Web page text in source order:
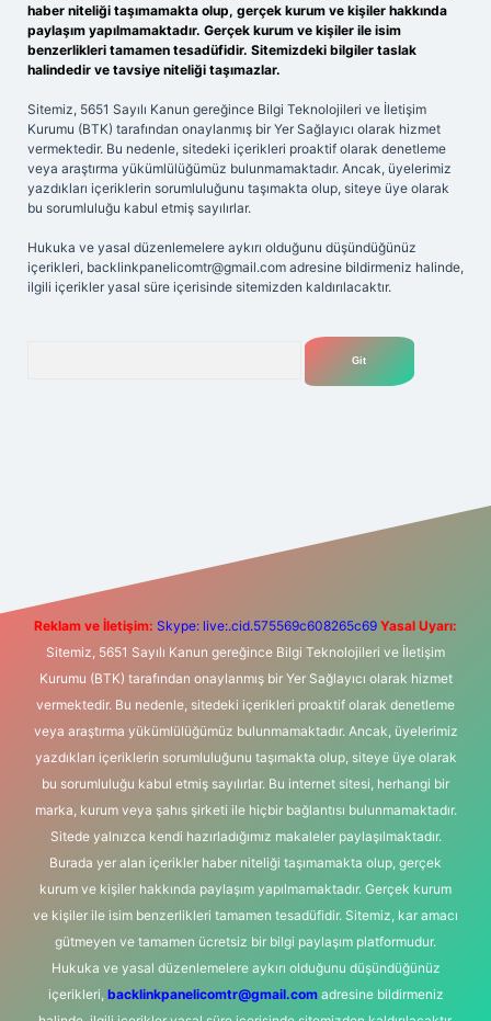
haber niteliği taşımamakta olup, gerçek kurum ve kişiler hakkında
paylaşım yapılmamaktadır. Gerçek kurum ve kişiler ile isim
benzerlikleri tamamen tesadüfidir. Sitemizdeki bilgiler taslak
halindedir ve tavsiye niteliği taşımazlar.
Sitemiz, 5651 Sayılı Kanun gereğince Bilgi Teknolojileri ve İletişim
Kurumu (BTK) tarafından onaylanmış bir Yer Sağlayıcı olarak hizmet
vermektedir. Bu nedenle, sitedeki içerikleri proaktif olarak denetleme
veya araştırma yükümlülüğümüz bulunmamaktadır. Ancak, üyelerimiz
yazdıkları içeriklerin sorumluluğunu taşımakta olup, siteye üye olarak
bu sorumluluğu kabul etmiş sayılırlar.
Hukuka ve yasal düzenlemelere aykırı olduğunu düşündüğünüz
içerikleri, backlinkpanelicomtr@gmail.com adresine bildirmeniz halinde,
ilgili içerikler yasal süre içerisinde sitemizden kaldırılacaktır.
Reklam ve İletişim: Skype: live:.cid.575569c608265c69 Yasal Uyarı:
Sitemiz, 5651 Sayılı Kanun gereğince Bilgi Teknolojileri ve İletişim
Kurumu (BTK) tarafından onaylanmış bir Yer Sağlayıcı olarak hizmet
vermektedir. Bu nedenle, sitedeki içerikleri proaktif olarak denetleme
veya araştırma yükümlülüğümüz bulunmamaktadır. Ancak, üyelerimiz
yazdıkları içeriklerin sorumluluğunu taşımakta olup, siteye üye olarak
bu sorumluluğu kabul etmiş sayılırlar. Bu internet sitesi, herhangi bir
marka, kurum veya şahıs şirketi ile hiçbir bağlantısı bulunmamaktadır.
Sitede yalnızca kendi hazırladığımız makaleler paylaşılmaktadır.
Burada yer alan içerikler haber niteliği taşımamakta olup, gerçek
kurum ve kişiler hakkında paylaşım yapılmamaktadır. Gerçek kurum
ve kişiler ile isim benzerlikleri tamamen tesadüfidir. Sitemiz, kar amacı
gütmeyen ve tamamen ücretsiz bir bilgi paylaşım platformudur.
Hukuka ve yasal düzenlemelere aykırı olduğunu düşündüğünüz
içerikleri, backlinkpanelicomtr@gmail.comadresine bildirmeniz